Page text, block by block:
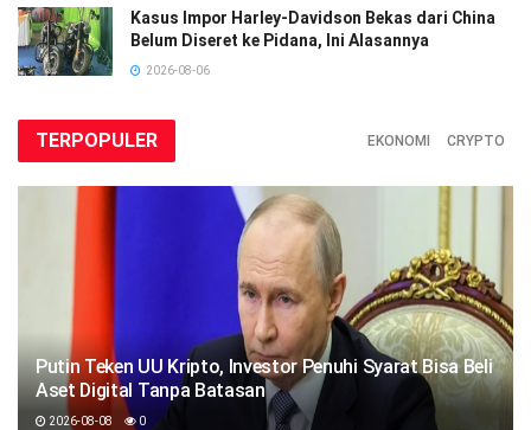
Kasus Impor Harley-Davidson Bekas dari China
Belum Diseret ke Pidana, Ini Alasannya
2026-08-06
TERPOPULER EKONOMI CRYPTO
Putin Teken UU Kripto, Investor Penuhi Syarat Bisa Beli
Aset Digital Tanpa Batasan
2026-08-08 0